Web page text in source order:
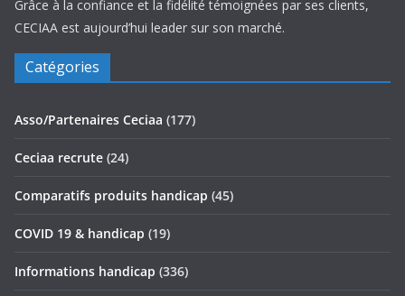
Grâce à la confiance et la fidélité témoignées par ses clients,
CECIAA est aujourd’hui leader sur son marché.
Catégories
Asso/Partenaires Ceciaa (177)
Ceciaa recrute (24)
Comparatifs produits handicap (45)
COVID 19 & handicap (19)
Informations handicap (336)